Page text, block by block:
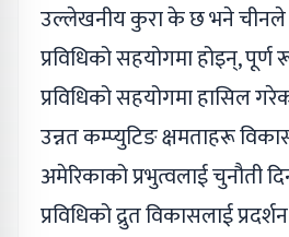
उल्लेखनीय कुरा के छ भने चीनले
प्रविधिको सहयोगमा होइन्,
प्रविधिको सहयोगमा हासिल
उन्नत कम्प्युटिङ क्षमताहरू
अमेरिकाको प्रभुत्वलाई चुनौती
प्रविधिको द्रुत विकासलाई